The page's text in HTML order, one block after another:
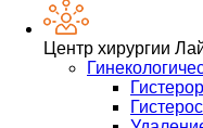
Центр хирургии